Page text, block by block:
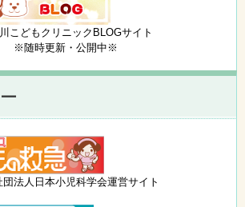
こどもクリニックBLOGサイト
※随時更新・公開中※
団法人日本小児科学会運営サイト